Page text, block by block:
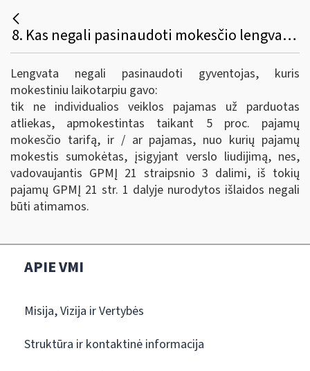
8. Kas negali pasinaudoti mokesčio lengvata?
Lengvata negali pasinaudoti gyventojas, kuris
mokestiniu laikotarpiu gavo:
tik ne individualios veiklos pajamas už parduotas
atliekas, apmokestintas taikant 5 proc. pajamų
mokesčio tarifą, ir / ar pajamas, nuo kurių pajamų
mokestis sumokėtas, įsigyjant verslo liudijimą, nes,
vadovaujantis GPMĮ 21 straipsnio 3 dalimi, iš tokių
pajamų GPMĮ 21 str. 1 dalyje nurodytos išlaidos negali
būti atimamos.
APIE VMI
Misija, Vizija ir Vertybės
Struktūra ir kontaktinė informacija